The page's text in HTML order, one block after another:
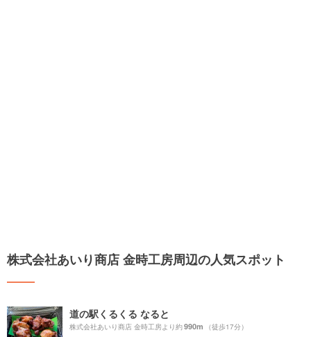
株式会社あいり商店 金時工房周辺の人気スポット
道の駅くるくる なると
株式会社あいり商店 金時工房より約990m （徒歩17分）